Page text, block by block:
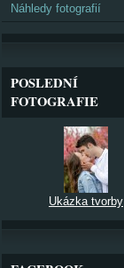
Náhledy fotografií
POSLEDNÍ
FOTOGRAFIE
Ukázka tvorby